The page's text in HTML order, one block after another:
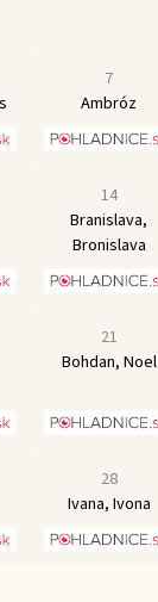
7
Ambróz
14
Branislava,
Bronislava
21
Bohdan, Noel
28
Ivana, Ivona